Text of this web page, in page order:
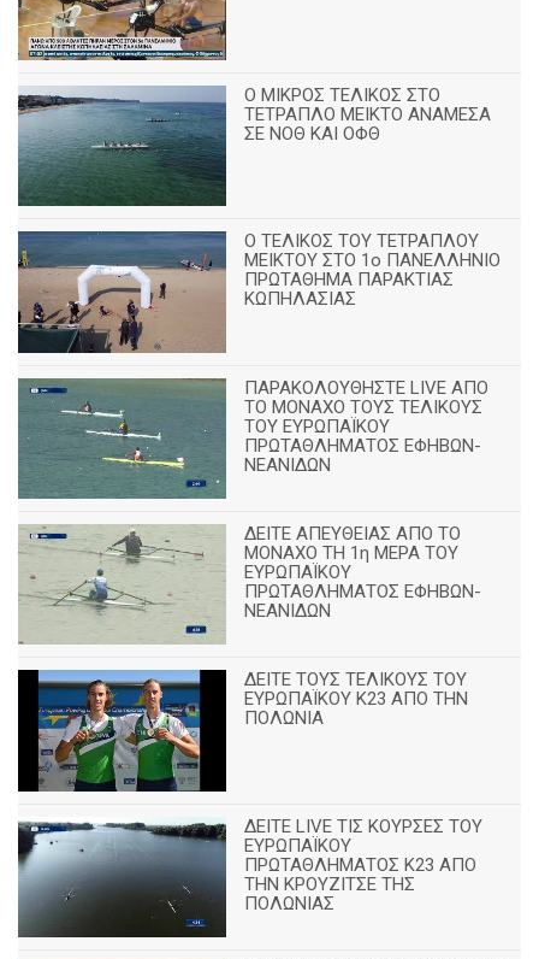
Ο ΜΙΚΡΟΣ ΤΕΛΙΚΟΣ ΣΤΟ
ΤΕΤΡΑΠΛΟ ΜΕΙΚΤΟ ΑΝΑΜΕΣΑ
ΣΕ ΝΟΘ ΚΑΙ ΟΦΘ
Ο ΤΕΛΙΚΟΣ ΤΟΥ ΤΕΤΡΑΠΛΟΥ
ΜΕΙΚΤΟΥ ΣΤΟ 1ο ΠΑΝΕΛΛΗΝΙΟ
ΠΡΩΤΑΘΗΜΑ ΠΑΡΑΚΤΙΑΣ
ΚΩΠΗΛΑΣΙΑΣ
ΠΑΡΑΚΟΛΟΥΘΗΣΤΕ LIVE ΑΠΟ
ΤΟ ΜΟΝΑΧΟ ΤΟΥΣ ΤΕΛΙΚΟΥΣ
ΤΟΥ ΕΥΡΩΠΑΪΚΟΥ
ΠΡΩΤΑΘΛΗΜΑΤΟΣ ΕΦΗΒΩΝ-
ΝΕΑΝΙΔΩΝ
ΔΕΙΤΕ ΑΠΕΥΘΕΙΑΣ ΑΠΟ ΤΟ
ΜΟΝΑΧΟ ΤΗ 1η ΜΕΡΑ ΤΟΥ
ΕΥΡΩΠΑΪΚΟΥ
ΠΡΩΤΑΘΛΗΜΑΤΟΣ ΕΦΗΒΩΝ-
ΝΕΑΝΙΔΩΝ
ΔΕΙΤΕ ΤΟΥΣ ΤΕΛΙΚΟΥΣ ΤΟΥ
ΕΥΡΩΠΑΪΚΟΥ Κ23 ΑΠΟ ΤΗΝ
ΠΟΛΩΝΙΑ
ΔΕΙΤΕ LIVE ΤΙΣ ΚΟΥΡΣΕΣ ΤΟΥ
ΕΥΡΩΠΑΪΚΟΥ
ΠΡΩΤΑΘΛΗΜΑΤΟΣ Κ23 ΑΠΟ
ΤΗΝ ΚΡΟΥΖΙΤΣΕ ΤΗΣ
ΠΟΛΩΝΙΑΣ